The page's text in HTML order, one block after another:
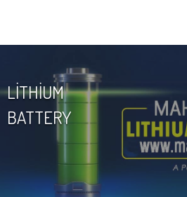
LİTHİUM
BATTERY